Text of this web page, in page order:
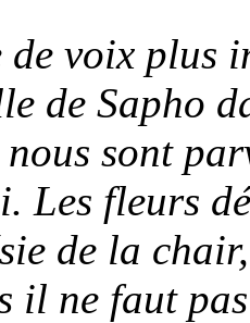
de voix plus
de Sapho
sont
Les fleurs
de la
il ne faut